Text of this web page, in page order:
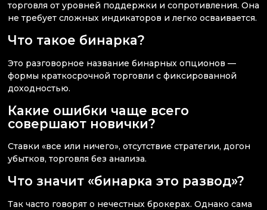
торговля от уровней поддержки и сопротивления. Она
не требует сложных индикаторов и легко осваивается.
Что такое бинарка?
Это разговорное название бинарных опционов —
формы краткосрочной торговли с фиксированной
доходностью.
Какие ошибки чаще всего
совершают новички?
Ставки «все или ничего», отсутствие стратегии, догон
убытков, торговля без анализа.
Что значит «бинарка это развод»?
Так часто говорят о нечестных брокерах. Однако сама